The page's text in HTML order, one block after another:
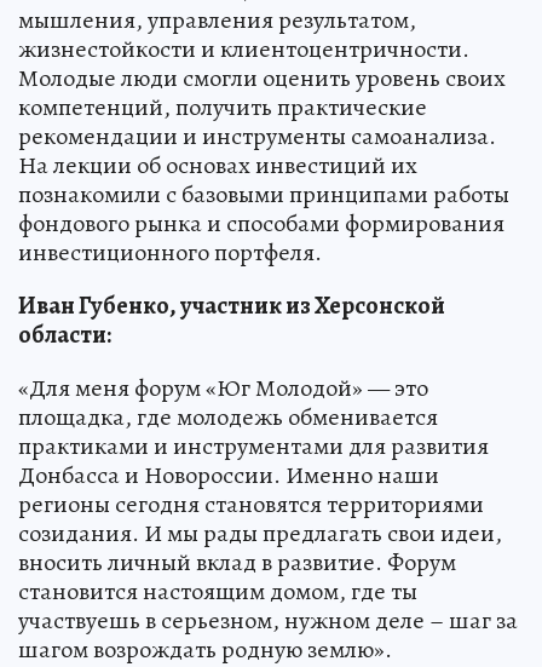
мышления, управления результатом,
жизнестойкости и клиентоцентричности.
Молодые люди смогли оценить уровень своих
компетенций, получить практические
рекомендации и инструменты самоанализа.
На лекции об основах инвестиций их
познакомили с базовыми принципами работы
фондового рынка и способами формирования
инвестиционного портфеля.
Иван Губенко, участник из Херсонской
области:
«Для меня форум «Юг Молодой» — это
площадка, где молодежь обменивается
практиками и инструментами для развития
Донбасса и Новороссии. Именно наши
регионы сегодня становятся территориями
созидания. И мы рады предлагать свои идеи,
вносить личный вклад в развитие. Форум
становится настоящим домом, где ты
участвуешь в серьезном, нужном деле – шаг за
шагом возрождать родную землю».